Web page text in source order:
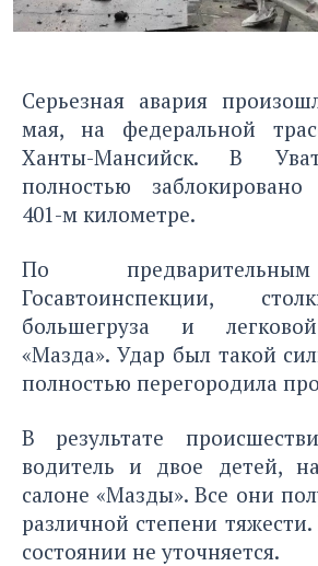
Серьезная авария
мая, на федеральной
Ханты-Мансийск. В
полностью
401-м километре.
По
Госавтоинспекции,
большегруза и
«Мазда». Удар был такой
полностью перегородила
В результате
водитель и двое детей,
салоне «Мазды». Все они
различной степени
состоянии не уточняется.